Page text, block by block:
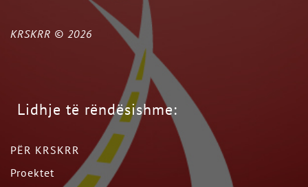
KRSKRR © 2026
Lidhje të rëndësishme:
PËR KRSKRR
Proektet